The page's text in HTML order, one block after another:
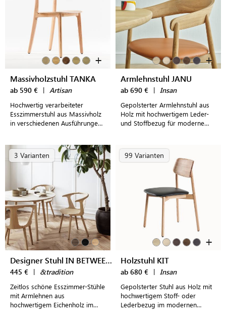
+
Massivholzstuhl TANKA
ab 590 € | Artisan
Hochwertig verarbeiteter
Esszimmerstuhl aus Massivholz
in verschiedenen Ausführungen
+
Armlehnstuhl JANU
ab 690 € | Insan
Gepolsterter Armlehnstuhl aus
Holz mit hochwertigem Leder-
und Stoffbezug für moderne
3 Varianten
Designer Stuhl IN BETWEEN SK1
445 € | &tradition
Zeitlos schöne Esszimmer-Stühle
mit Armlehnen aus
hochwertigem Eichenholz im
99 Varianten
+
Holzstuhl KIT
ab 680 € | Insan
Gepolsterter Stuhl aus Holz mit
hochwertigem Stoff- oder
Lederbezug im modernen